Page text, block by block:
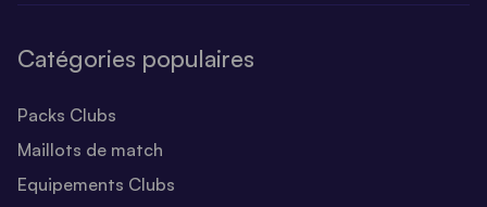
Catégories populaires
Packs Clubs
Maillots de match
Equipements Clubs